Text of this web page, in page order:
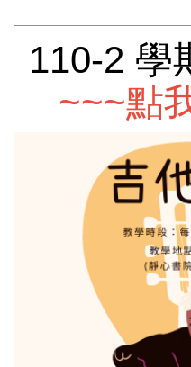
110-2 學
~~~點